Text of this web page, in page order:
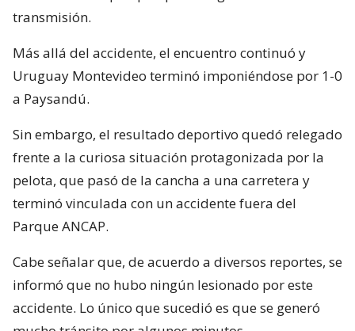
transmisión.
Más allá del accidente, el encuentro continuó y
Uruguay Montevideo terminó imponiéndose por 1-0
a Paysandú.
Sin embargo, el resultado deportivo quedó relegado
frente a la curiosa situación protagonizada por la
pelota, que pasó de la cancha a una carretera y
terminó vinculada con un accidente fuera del
Parque ANCAP.
Cabe señalar que, de acuerdo a diversos reportes, se
informó que no hubo ningún lesionado por este
accidente. Lo único que sucedió es que se generó